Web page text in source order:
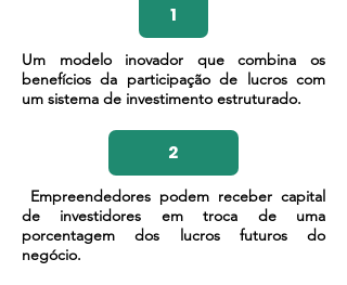
1
​Um modelo inovador que combina os
benefícios da participação de lucros com
um sistema de investimento estruturado.
2
​ Empreendedores podem receber capital
de investidores em troca de uma
porcentagem dos lucros futuros do
negócio.